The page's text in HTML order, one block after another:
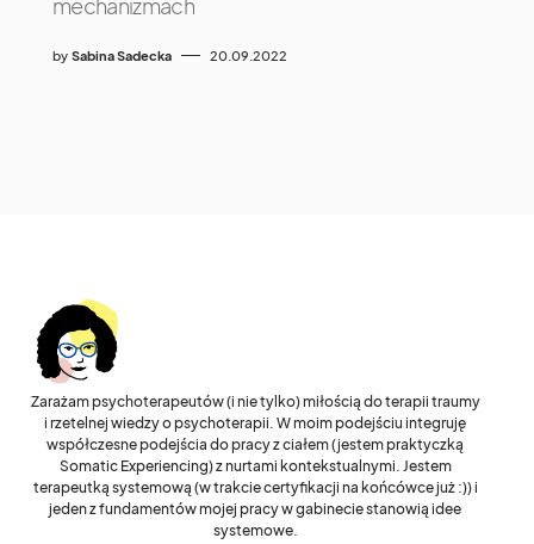
by Sabina Sadecka 20.09.2022
Zarażam psychoterapeutów (i nie tylko) miłością do terapii traumy
i rzetelnej wiedzy o psychoterapii. W moim podejściu integruję
współczesne podejścia do pracy z ciałem (jestem praktyczką
Somatic Experiencing) z nurtami kontekstualnymi. Jestem
terapeutką systemową (w trakcie certyfikacji na końcówce już :)) i
jeden z fundamentów mojej pracy w gabinecie stanowią idee
systemowe.